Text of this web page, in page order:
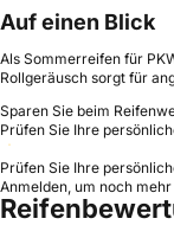
Auf einen Blick
Als Sommerreifen für
Rollgeräusch sorgt für
Sparen Sie beim
Prüfen Sie Ihre
Prüfen Sie Ihre
Anmelden, um noch